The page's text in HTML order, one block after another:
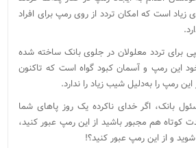
است که امکان تردد از روی رمپ برای افراد
برای تردد معلولان در جلوی بانک ساخته شده
این رمپ و آسمان کبود گواه است که تاکنون
رمپ را به‌دلیل شیب زیاد را ندارد.
بانک، اگر خدای ناکرده یک روز پاهای شما
کوتاه هم مجبور باشید از این رمپ عبور کنید،
و از این رمپ عبور کنید؟!